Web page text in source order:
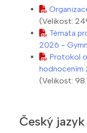
(Velikost:
Témata
2026 -
Protokol
hodnocením
(Velikost:
Český